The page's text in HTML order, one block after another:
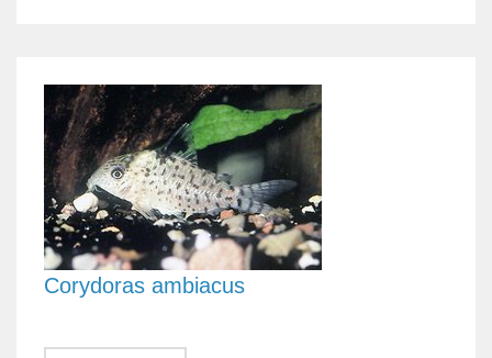
Corydoras ambiacus